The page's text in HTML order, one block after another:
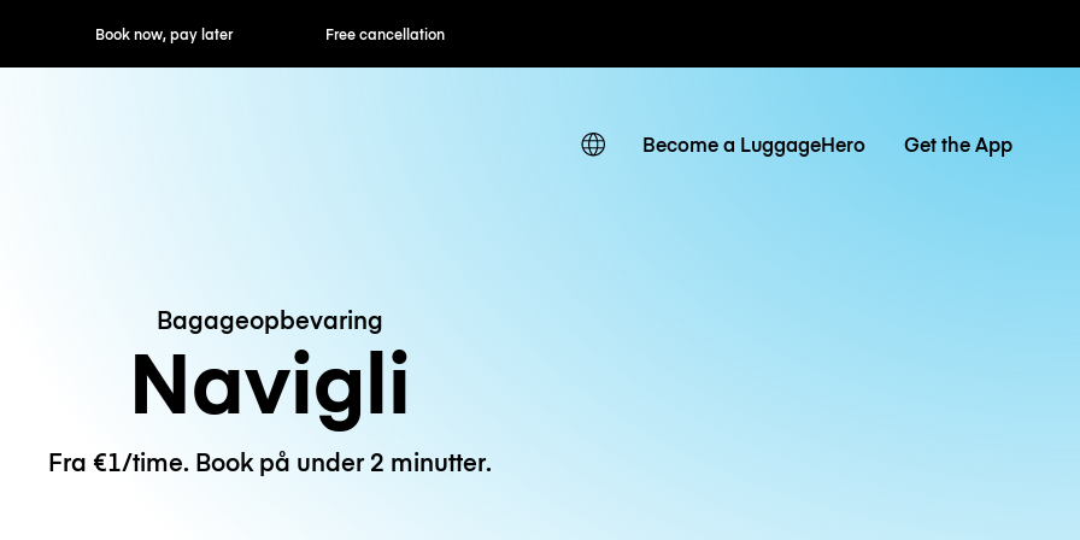
now, pay later Free cancellation Hourly / Daily Rates
Become a LuggageHero Get the App
Bagageopbevaring
Navigli
Fra €1/time. Book på under 2 minutter.